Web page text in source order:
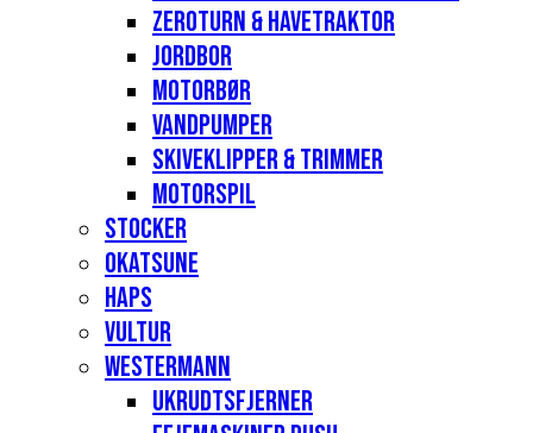
Zeroturn & havetraktor
Jordbor
Motorbør
Vandpumper
Skiveklipper & Trimmer
Motorspil
Stocker
Okatsune
Haps
Vultur
Westermann
Ukrudtsfjerner